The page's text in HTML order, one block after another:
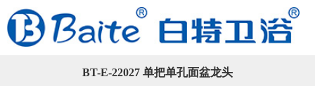
BT-E-22027 单把单孔面盆龙头